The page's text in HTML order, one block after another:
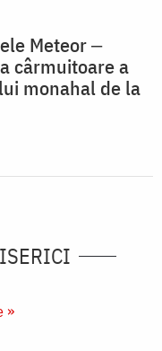
Meteor ‒
cârmuitoare a
monahal de la
»